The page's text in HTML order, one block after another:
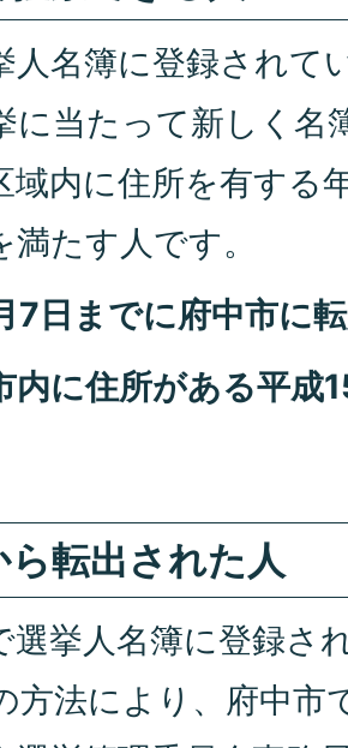
人名簿に登録されて
に当たって新しく名
域内に住所を有する
満たす人です。
7日までに府中市に
内に住所がある平成
ら転出された人
選挙人名簿に登録さ
方法により、府中市